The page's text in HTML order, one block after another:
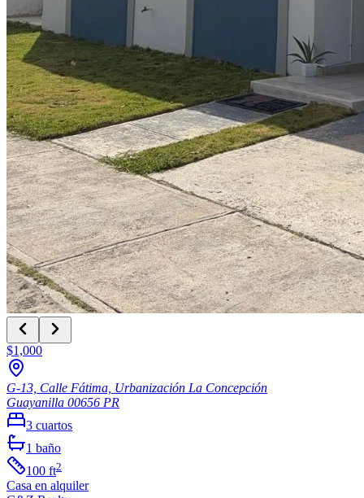
$1,000
G-13, Calle Fátima, Urbanización La Concepción
Guayanilla 00656 PR
3 cuartos
1 baño
100 ft2
Casa en alquiler